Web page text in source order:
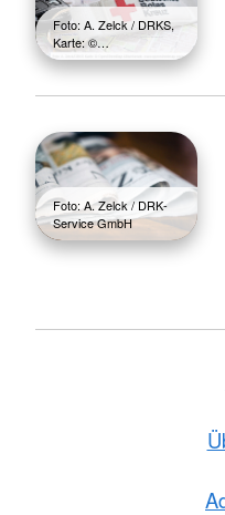
Foto: A. Zelck / DRKS,
Karte: ©…
Foto: A. Zelck / DRK-
Service GmbH